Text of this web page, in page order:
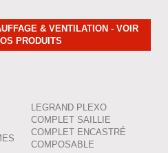
& VENTILATION - VOIR
PRODUITS
LEGRAND PLEXO
COMPLET SAILLIE
COMPLET ENCASTRÉ
COMPOSABLE